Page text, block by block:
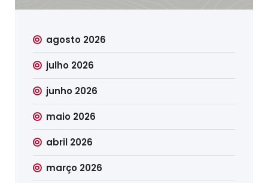
agosto 2026
julho 2026
junho 2026
maio 2026
abril 2026
março 2026